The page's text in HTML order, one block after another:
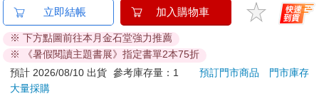
金石堂及銀行均不會請您操作ATM! 如接獲電話要求您前往
ATM提款機，請不要聽從指示，以免受騙上當！
退換貨須知：
**提醒您，鑑賞期不等於試用期，退回商品須為全新狀態**
依據「消費者保護法」第19條及行政院消費者保護處公告之
立即結帳 加入購物車
※ 下方點圖前往本月金石堂強力推薦
※ 《暑假閱讀主題書展》指定書單2本75折
預計 2026/08/10 出貨 參考庫存量：1 預訂門市商品
門市庫存
大量採購